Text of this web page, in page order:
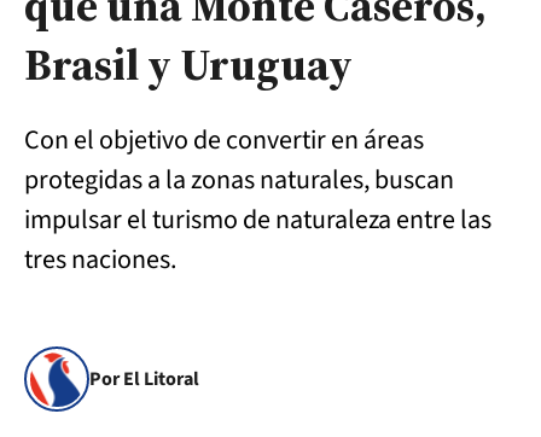
Brasil y Uruguay
Con el objetivo de convertir en áreas
protegidas a la zonas naturales, buscan
impulsar el turismo de naturaleza entre las
tres naciones.
Por El Litoral